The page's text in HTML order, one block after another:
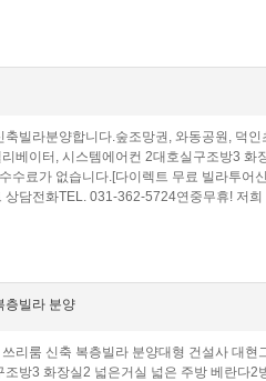
빌라분양합니다.숲조망권, 와동공원, 덕
베이터, 시스템에어컨 2대호실구조방3
수료가 없습니다.[다이렉트 무료 빌라투
담전화 TEL. 031-362-5724 연중무휴! 저
층빌라 분양
리룸 신축 복층빌라 분양대형 건설사 대
방3 화장실2 넓은거실 넓은 주방 베란다